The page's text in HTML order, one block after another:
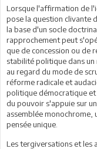
Lorsque l'affirmation de
pose la question clivante
la base d'un socle
rapprochement peut
que de concession ou de
stabilité politique dans
au regard du mode de
réforme radicale et
politique démocratique
du pouvoir s'appuie sur
assemblée monochrome,
pensée unique.
Les tergiversations et les